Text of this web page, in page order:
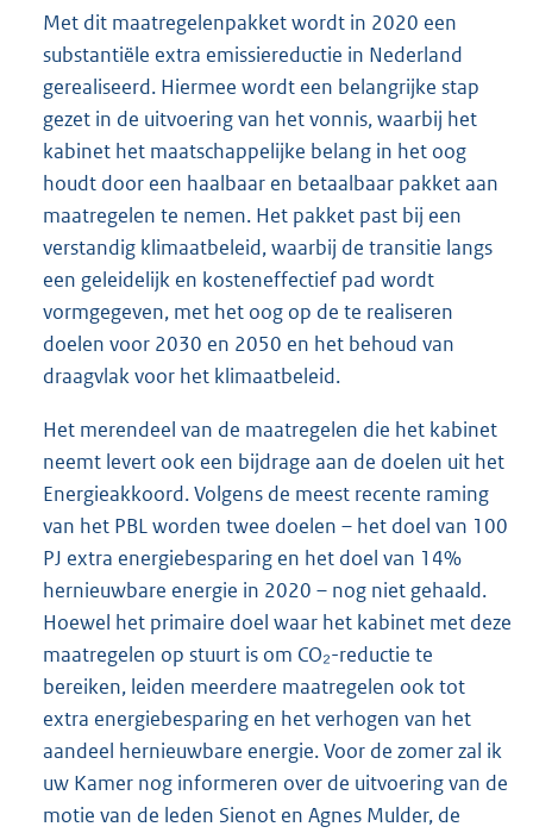
Met dit maatregelenpakket wordt in 2020 een
substantiële extra emissiereductie in Nederland
gerealiseerd. Hiermee wordt een belangrijke stap
gezet in de uitvoering van het vonnis, waarbij het
kabinet het maatschappelijke belang in het oog
houdt door een haalbaar en betaalbaar pakket aan
maatregelen te nemen. Het pakket past bij een
verstandig klimaatbeleid, waarbij de transitie langs
een geleidelijk en kosteneffectief pad wordt
vormgegeven, met het oog op de te realiseren
doelen voor 2030 en 2050 en het behoud van
draagvlak voor het klimaatbeleid.
Het merendeel van de maatregelen die het kabinet
neemt levert ook een bijdrage aan de doelen uit het
Energieakkoord. Volgens de meest recente raming
van het PBL worden twee doelen – het doel van 100
PJ extra energiebesparing en het doel van 14%
hernieuwbare energie in 2020 – nog niet gehaald.
Hoewel het primaire doel waar het kabinet met deze
maatregelen op stuurt is om CO₂-reductie te
bereiken, leiden meerdere maatregelen ook tot
extra energiebesparing en het verhogen van het
aandeel hernieuwbare energie. Voor de zomer zal ik
uw Kamer nog informeren over de uitvoering van de
motie van de leden Sienot en Agnes Mulder, de